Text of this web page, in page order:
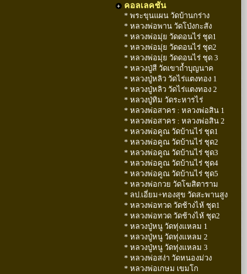
คอลเลคชัน
* พระขุนแผน วัดบ้านกร่าง
* หลวงพ่อพาน วัดโป่งกะสัง
* หลวงพ่อมุ่ย วัดดอนไร่ ชุด1
* หลวงพ่อมุ่ย วัดดอนไร่ ชุด2
* หลวงพ่อมุ่ย วัดดอนไร่ ชุด 3
* หลวงปู่สี วัดเขาถ้ำบุญนาค
* หลวงปู่หลิว วัดไร่แตงทอง 1
* หลวงปู่หลิว วัดไร่แตงทอง 2
* หลวงปู่ทิม วัดระหารไร่
* หลวงพ่อสาคร : หลวงพ่อสิน 1
* หลวงพ่อสาคร : หลวงพ่อสิน 2
* หลวงพ่อคูณ วัดบ้านไร่ ชุด1
* หลวงพ่อคูณ วัดบ้านไร่ ชุด2
* หลวงพ่อคูณ วัดบ้านไร่ ชุด3
* หลวงพ่อคูณ วัดบ้านไร่ ชุด4
* หลวงพ่อคูณ วัดบ้านไร่ ชุด5
* หลวงพ่อกวย วัดโฆสิตาราม
* ลป.เอี่ยม+ทองสุข วัดสะพานสูง
* หลวงพ่อทวด วัดช้างไห้ ชุด1
* หลวงพ่อทวด วัดช้างไห้ ชุด2
* หลวงปู่หนู วัดทุ่งแหลม 1
* หลวงปู่หนู วัดทุ่งแหลม 2
* หลวงปู่หนู วัดทุ่งแหลม 3
* หลวงพ่อสง่า วัดหนองม่วง
* หลวงพ่อเกษม เขมโก